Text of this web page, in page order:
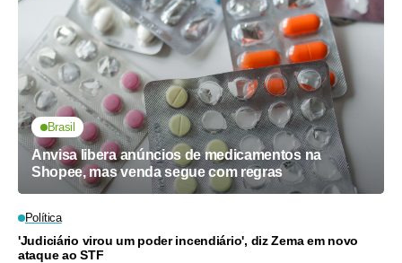
Brasil
Anvisa libera anúncios de medicamentos na
Shopee, mas venda segue com regras
Política
'Judiciário virou um poder incendiário', diz Zema em novo
ataque ao STF